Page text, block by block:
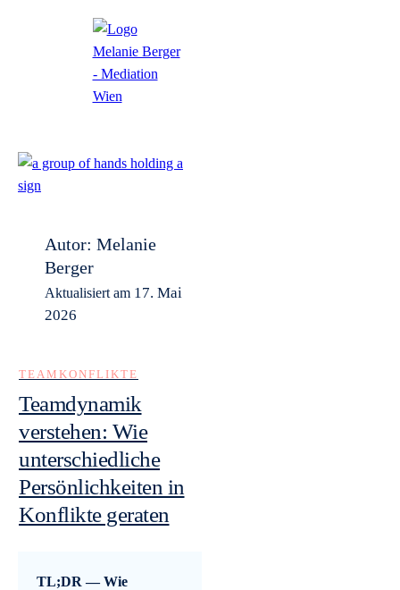
Autor: Melanie
Berger
Aktualisiert am17. Mai
2026
TEAMKONFLIKTE
Teamdynamik
verstehen: Wie
unterschiedliche
Persönlichkeiten in
Konflikte geraten
TL;DR — Wie